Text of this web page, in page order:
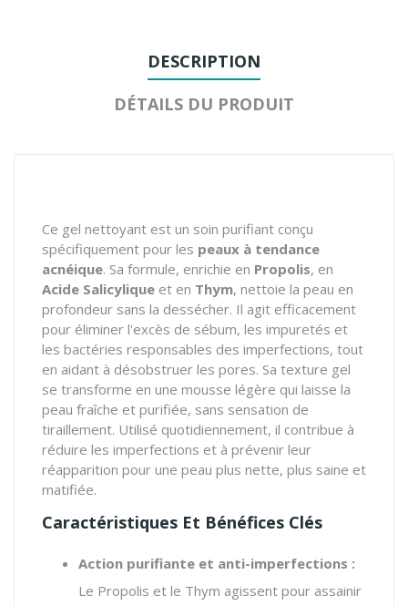
DESCRIPTION
DÉTAILS DU PRODUIT
Ce gel nettoyant est un soin purifiant conçu
spécifiquement pour les peaux à tendance
acnéique. Sa formule, enrichie en Propolis, en
Acide Salicylique et en Thym, nettoie la peau en
profondeur sans la dessécher. Il agit efficacement
pour éliminer l'excès de sébum, les impuretés et
les bactéries responsables des imperfections, tout
en aidant à désobstruer les pores. Sa texture gel
se transforme en une mousse légère qui laisse la
peau fraîche et purifiée, sans sensation de
tiraillement. Utilisé quotidiennement, il contribue à
réduire les imperfections et à prévenir leur
réapparition pour une peau plus nette, plus saine et
matifiée.
Caractéristiques Et Bénéfices Clés
Action purifiante et anti-imperfections :
Le Propolis et le Thym agissent pour assainir